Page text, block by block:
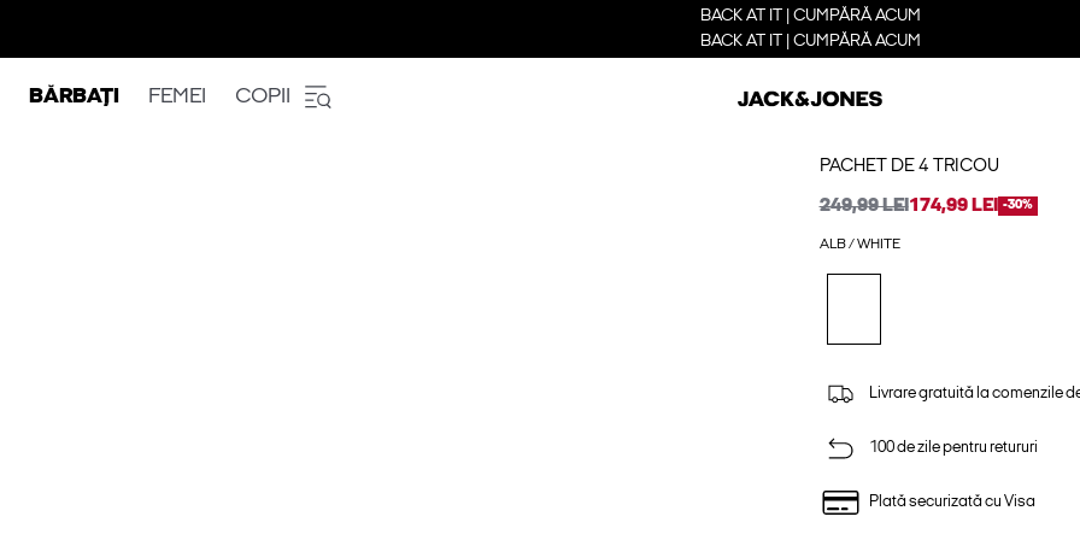
BACK AT IT | CUMPĂRĂ ACUM
BACK AT IT | CUMPĂRĂ ACUM
BĂRBAȚI FEMEI COPII
PACHET DE 4 TRICOU
249,99 LEI174,99 LEI -30%
ALB / WHITE
Livrare gratuită la comenzile
100 de zile pentru retururi
Plată securizată cu Visa